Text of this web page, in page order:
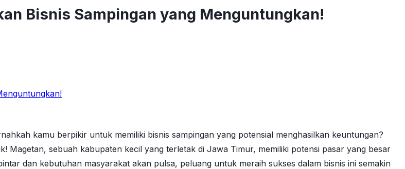
Bisnis Sampingan yang Menguntungkan!
kamu berpikir untuk memiliki bisnis sampingan yang potensial menghasilkan keuntungan?
Magetan, sebuah kabupaten kecil yang terletak di Jawa Timur, memiliki potensi pasar yang besar
dan kebutuhan masyarakat akan pulsa, peluang untuk meraih sukses dalam bisnis ini semakin